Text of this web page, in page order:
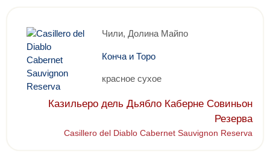
Чили, Долина Майпо
Конча и Торо
красное сухое
Казильеро дель Дьябло Каберне Совиньон
Резерва
Casillero del Diablo Cabernet Sauvignon Reserva